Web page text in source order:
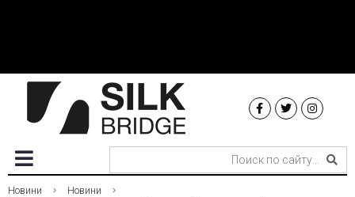
Новини
Новини